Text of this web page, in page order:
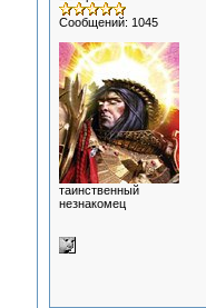
Сообщений: 1045
таинственный
незнакомец